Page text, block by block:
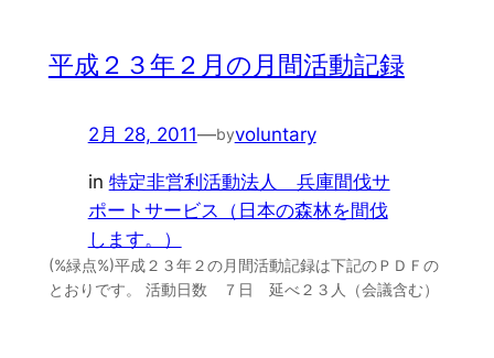
平成２３年２月の月間活動記録
2月 28, 2011—byvoluntary
in 特定非営利活動法人 兵庫間伐サ
ポートサービス（日本の森林を間伐
します。）
(%緑点%)平成２３年２の月間活動記録は下記のＰＤＦの
とおりです。 活動日数 ７日 延べ２３人（会議含む）